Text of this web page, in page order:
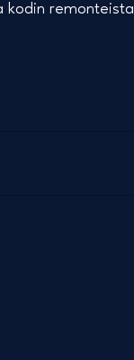
kodin remonteista